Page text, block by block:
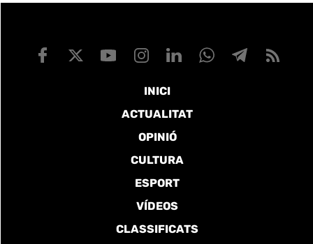
INICI
ACTUALITAT
OPINIÓ
CULTURA
ESPORT
VÍDEOS
CLASSIFICATS